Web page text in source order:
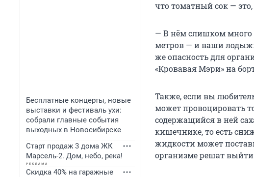
Бесплатные концерты, новые
выставки и фестиваль ухи:
собрали главные события
выходных в Новосибирске
Старт продаж 3 дома ЖК
Марсель-2. Дом, небо, река!
Скидка 40% на гаражные
что томатный сок —
— В нём слишком много
метров — и ваши
же опасность для
«Кровавая Мэри» на
Также, если вы
может провоцировать
содержащийся в ней
кишечнике, то есть
жидкости может
организме решат